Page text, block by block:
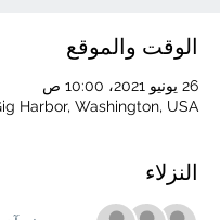
الوقت والموقع
26 يونيو 2021، 10:00 ص
Harbor, Washington, USA
النزلاء